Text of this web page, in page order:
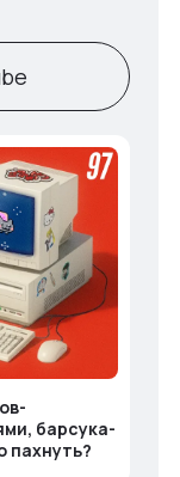
барсука-
пахнуть?